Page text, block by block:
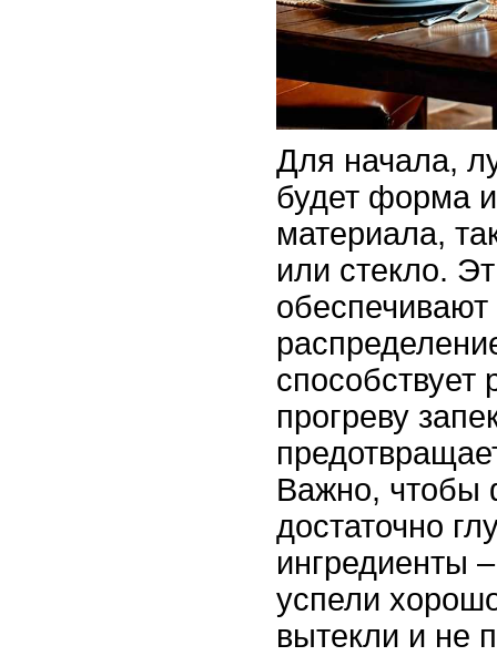
Для начала,
будет форма
материала,
или стекло.
прогреву
Важно,
достаточно
ингредиенты
успели
вытекли и не